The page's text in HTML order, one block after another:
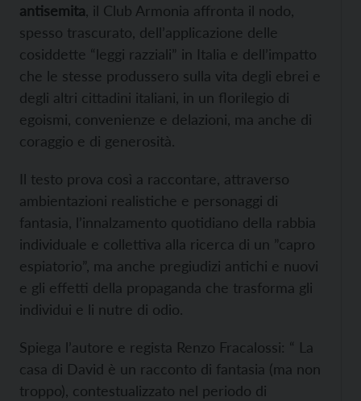
antisemita , il Club Armonia affronta il nodo,
spesso trascurato, dell’applicazione delle
cosiddette “leggi razziali” in Italia e dell’impatto
che le stesse produssero sulla vita degli ebrei e
degli altri cittadini italiani, in un florilegio di
egoismi, convenienze e delazioni, ma anche di
coraggio e di generosità.
Il testo prova così a raccontare, attraverso
ambientazioni realistiche e personaggi di
fantasia, l’innalzamento quotidiano della rabbia
individuale e collettiva alla ricerca di un ”capro
espiatorio”, ma anche pregiudizi antichi e nuovi
e gli effetti della propaganda che trasforma gli
individui e li nutre di odio.
Spiega l’autore e regista Renzo Fracalossi: “ La
casa di David è un racconto di fantasia (ma non
troppo), contestualizzato nel periodo di